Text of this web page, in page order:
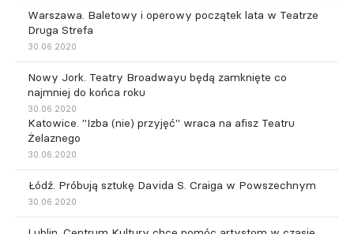
Warszawa. Baletowy i operowy początek lata w Teatrze
Druga Strefa
30.06.2020
Nowy Jork. Teatry Broadwayu będą zamknięte co
najmniej do końca roku
30.06.2020
Katowice. "Izba (nie) przyjęć" wraca na afisz Teatru
Żelaznego
30.06.2020
Łódź. Próbują sztukę Davida S. Craiga w Powszechnym
30.06.2020